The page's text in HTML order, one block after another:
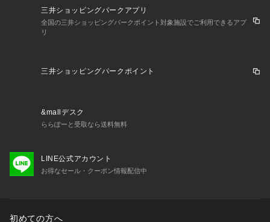
三井ショッピングパークアプリ
全国の三井ショッピングパークポイント対象施設でご利用できるアプ
リ
三井ショッピングパークポイント
&mallデスク
ららぽーと受取なら送料無料
LINE公式アカウント
お得なセール・クーポン情報配信中
初めての方へ